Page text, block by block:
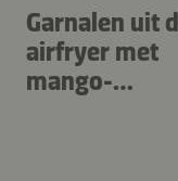
Garnalen uit
airfryer met
mango-